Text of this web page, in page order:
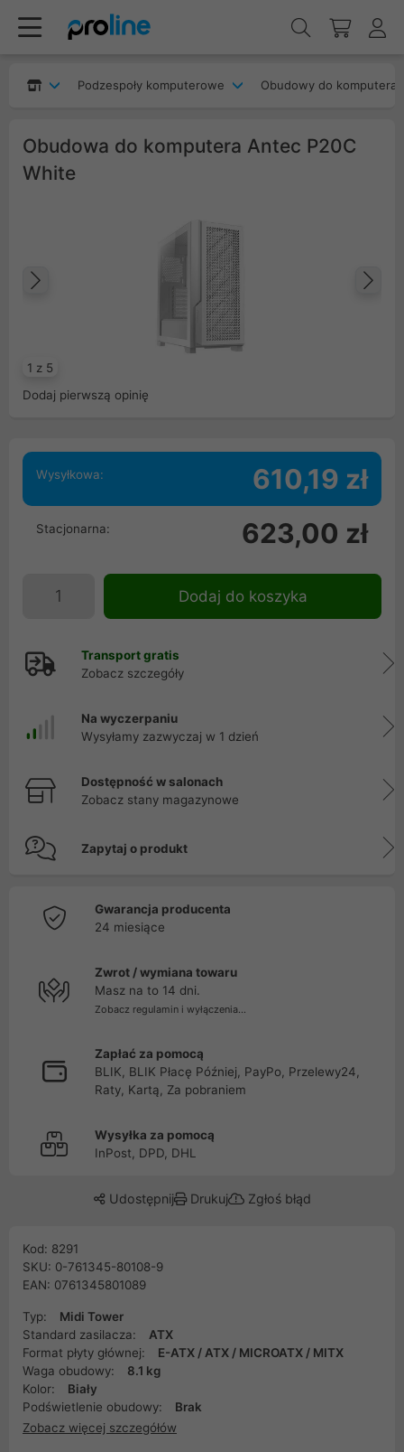
Podzespoły komputerowe Obudowy do komputera
Obudowa do komputera Antec P20C
White
1 z 5
Dodaj pierwszą opinię
Wysyłkowa: 610,19 zł
Stacjonarna: 623,00 zł
Dodaj do koszyka
Transport gratis
Zobacz szczegóły
Na wyczerpaniu
Wysyłamy zazwyczaj w 1 dzień
Dostępność w salonach
Zobacz stany magazynowe
Zapytaj o produkt
Gwarancja producenta
24 miesiące
Zwrot / wymiana towaru
Masz na to 14 dni.
Zobacz regulamin i wyłączenia...
Zapłać za pomocą
BLIK, BLIK Płacę Później, PayPo, Przelewy24,
Raty, Kartą, Za pobraniem
Wysyłka za pomocą
InPost, DPD, DHL
Udostępnij Drukuj Zgłoś błąd
Kod: 8291
SKU: 0-761345-80108-9
EAN: 0761345801089
Typ:
Midi Tower
Standard zasilacza:
ATX
Format płyty głównej:
E-ATX / ATX / MICROATX / MITX
Waga obudowy:
8.1 kg
Kolor:
Biały
Podświetlenie obudowy:
Brak
Zobacz więcej szczegółów